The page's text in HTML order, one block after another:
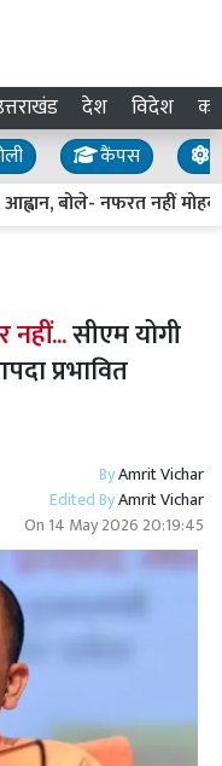
देश विदेश
कैंपस
बोले- नफरत नहीं
नहीं...सीएम योगी
प्रभावित
ByAmrit Vichar
Edited ByAmrit Vichar
On 14 May 2026 20:19:45